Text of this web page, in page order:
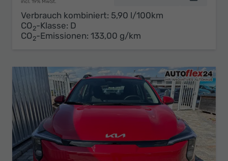
incl. 19% MwSt.
Verbrauch kombiniert: 5,90 l/100km
CO2-Klasse: D
CO2-Emissionen: 133,00 g/km